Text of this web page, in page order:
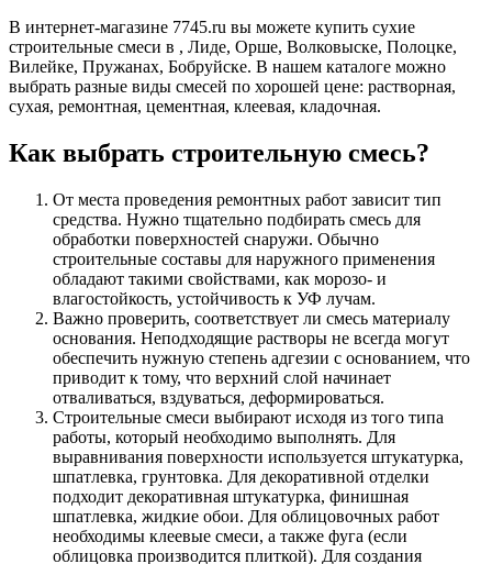
В интернет-магазине 7745.ru вы можете купить сухие
строительные смеси в , Лиде, Орше, Волковыске, Полоцке,
Вилейке, Пружанах, Бобруйске. В нашем каталоге можно
выбрать разные виды смесей по хорошей цене: растворная,
сухая, ремонтная, цементная, клеевая, кладочная.
Как выбрать строительную смесь?
От места проведения ремонтных работ зависит тип
средства. Нужно тщательно подбирать смесь для
обработки поверхностей снаружи. Обычно
строительные составы для наружного применения
обладают такими свойствами, как морозо- и
влагостойкость, устойчивость к УФ лучам.
Важно проверить, соответствует ли смесь материалу
основания. Неподходящие растворы не всегда могут
обеспечить нужную степень адгезии с основанием, что
приводит к тому, что верхний слой начинает
отваливаться, вздуваться, деформироваться.
Строительные смеси выбирают исходя из того типа
работы, который необходимо выполнять. Для
выравнивания поверхности используется штукатурка,
шпатлевка, грунтовка. Для декоративной отделки
подходит декоративная штукатурка, финишная
шпатлевка, жидкие обои. Для облицовочных работ
необходимы клеевые смеси, а также фуга (если
облицовка производится плиткой). Для создания